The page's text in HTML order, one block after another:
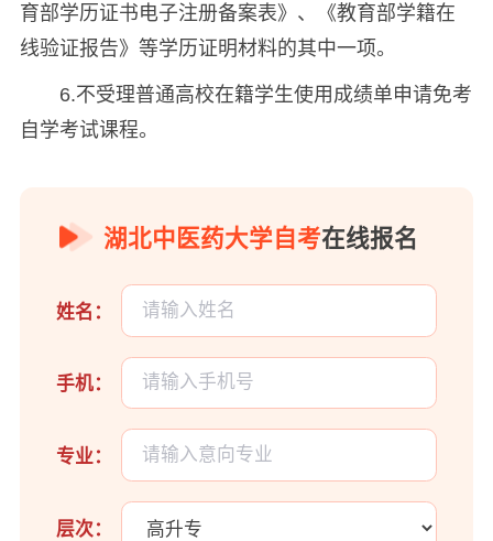
育部学历证书电子注册备案表》、《教育部学籍在
线验证报告》等学历证明材料的其中一项。
6.不受理普通高校在籍学生使用成绩单申请免考
自学考试课程。
湖北中医药大学自考在线报名
姓名：
手机：
专业：
层次：